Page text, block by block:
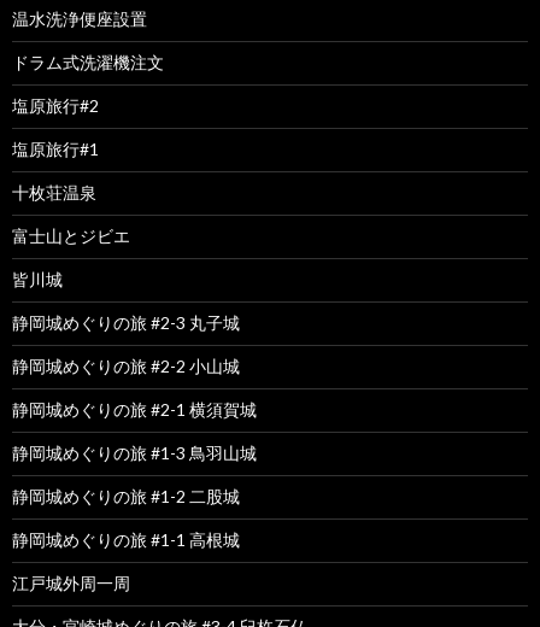
温水洗浄便座設置
ドラム式洗濯機注文
塩原旅行#2
塩原旅行#1
十枚荘温泉
富士山とジビエ
皆川城
静岡城めぐりの旅 #2-3 丸子城
静岡城めぐりの旅 #2-2 小山城
静岡城めぐりの旅 #2-1 横須賀城
静岡城めぐりの旅 #1-3 鳥羽山城
静岡城めぐりの旅 #1-2 二股城
静岡城めぐりの旅 #1-1 高根城
江戸城外周一周